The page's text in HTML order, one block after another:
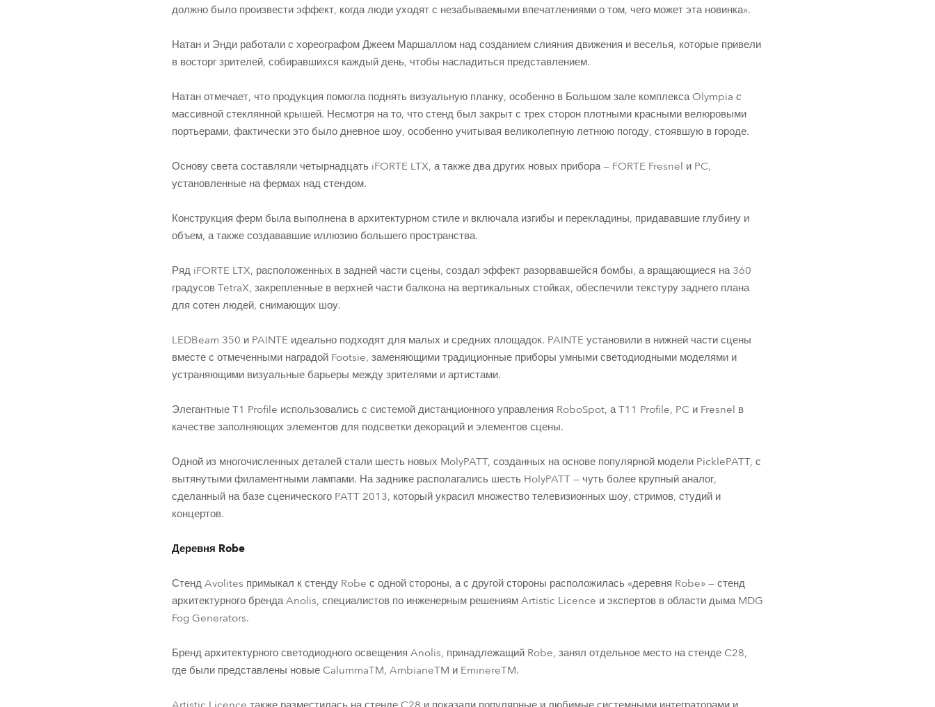
должно было произвести эффект, когда люди уходят с незабываемыми впечатлениями о том, чего может эта новинка».
Натан и Энди работали с хореографом Джеем Маршаллом над созданием слияния движения и веселья, которые привели
в восторг зрителей, собиравшихся каждый день, чтобы насладиться представлением.
Натан отмечает, что продукция помогла поднять визуальную планку, особенно в Большом зале комплекса Olympia с
массивной стеклянной крышей. Несмотря на то, что стенд был закрыт с трех сторон плотными красными велюровыми
портьерами, фактически это было дневное шоу, особенно учитывая великолепную летнюю погоду, стоявшую в городе.
Основу света составляли четырнадцать iFORTE LTX, а также два других новых прибора — FORTE Fresnel и PC,
установленные на фермах над стендом.
Конструкция ферм была выполнена в архитектурном стиле и включала изгибы и перекладины, придававшие глубину и
объем, а также создававшие иллюзию большего пространства.
Ряд iFORTE LTX, расположенных в задней части сцены, создал эффект разорвавшейся бомбы, а вращающиеся на 360
градусов TetraX, закрепленные в верхней части балкона на вертикальных стойках, обеспечили текстуру заднего плана
для сотен людей, снимающих шоу.
LEDBeam 350 и PAINTE идеально подходят для малых и средних площадок. PAINTE установили в нижней части сцены
вместе с отмеченными наградой Footsie, заменяющими традиционные приборы умными светодиодными моделями и
устраняющими визуальные барьеры между зрителями и артистами.
Элегантные T1 Profile использовались с системой дистанционного управления RoboSpot, а T11 Profile, PC и Fresnel в
качестве заполняющих элементов для подсветки декораций и элементов сцены.
Одной из многочисленных деталей стали шесть новых MolyPATT, созданных на основе популярной модели PicklePATT, с
вытянутыми филаментными лампами. На заднике располагались шесть HolyPATT — чуть более крупный аналог,
сделанный на базе сценического PATT 2013, который украсил множество телевизионных шоу, стримов, студий и
концертов.
Деревня Robe
Стенд Avolites примыкал к стенду Robe с одной стороны, а с другой стороны расположилась «деревня Robe» — стенд
архитектурного бренда Anolis, специалистов по инженерным решениям Artistic Licence и экспертов в области дыма MDG
Fog Generators.
Бренд архитектурного светодиодного освещения Anolis, принадлежащий Robe, занял отдельное место на стенде C28,
где были представлены новые CalummaTM, AmbianeTM и EminereTM.